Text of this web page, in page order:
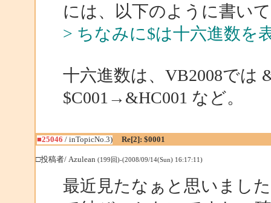
には、以下のように書い
> ちなみに$は十六進数を
十六進数は、VB2008では
$C001→&HC001 など。
■25046 / inTopicNo.3) Re[2]: $0001
□投稿者/ Azulean (199回)-(2008/09/14(Sun) 16:17:11)
最近見たなぁと思いまし